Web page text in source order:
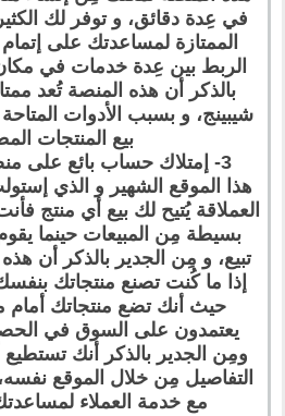
في عِدة دقائق، و توفر لك
الممتازة لمساعدتك على
الربط بين عِدة خدمات في
بالذكر أن هذه المنصة تُعد
شيبينج، و بسبب الأدوات
بيع المنتجات
3- إمتلاك حساب بائع على منصة سوق دوت كوم
هذا الموقع الشهير و الذي
العملاقة يُتيح لك بيع أي منتج
بسيطة مِن المبيعات حينما
تبيع، و مِن الجدير بالذكر أن
إذا ما كُنت تصنع منتجاتك
حيث أنك تضع منتجاتك أمام
يعتمدون على السوق في
ومِن الجدير بالذكر أنك
التفاصيل مِن خلال الموقع
مع خدمة العملاء